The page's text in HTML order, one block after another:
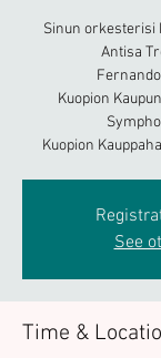
Sinun orkesterisi
Antisa
Kuopion
Kuopion
See
Time &